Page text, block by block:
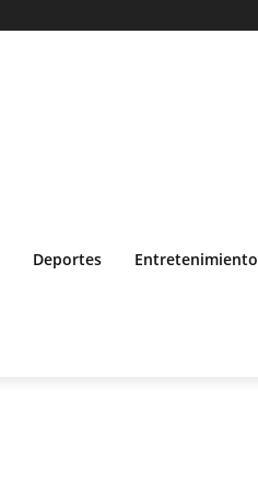
Deportes Entretenimiento